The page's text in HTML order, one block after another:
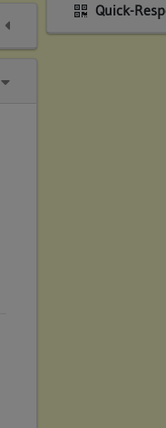
Quick-